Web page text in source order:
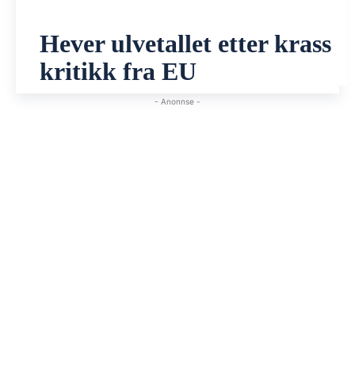
Hever ulvetallet etter krass
kritikk fra EU
- Anonnse -